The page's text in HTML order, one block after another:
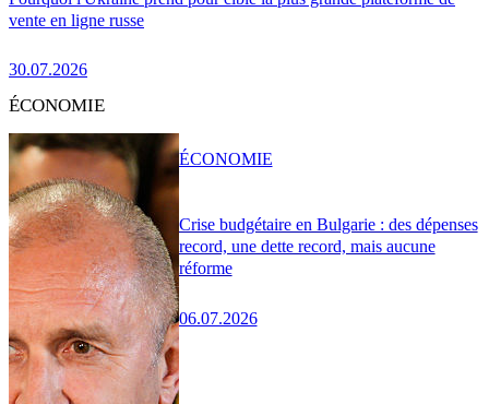
vente en ligne russe
30.07.2026
ÉCONOMIE
Crise budgétaire en Bulgarie : des dépenses
record, une dette record, mais aucune
réforme
06.07.2026
ÉCONOMIE